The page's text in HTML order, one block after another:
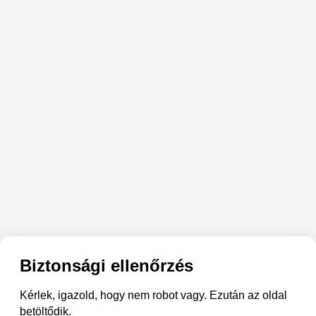
Biztonsági ellenőrzés
Kérlek, igazold, hogy nem robot vagy. Ezután az oldal
betöltődik.